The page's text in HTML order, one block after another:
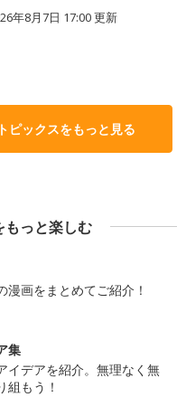
年8月7日 17:00更新
ピックスをもっと見る
もっと楽しむ
画をまとめてご紹介！
集
イデアを紹介。無理なく無
組もう！